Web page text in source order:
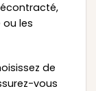
ou les
de
vous